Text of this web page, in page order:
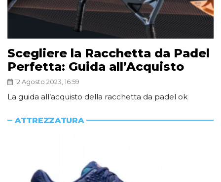
Scegliere la Racchetta da Padel
Perfetta: Guida all’Acquisto
12 Agosto 2023, 16:59
La guida all’acquisto della racchetta da padel ok
ATTREZZATURA